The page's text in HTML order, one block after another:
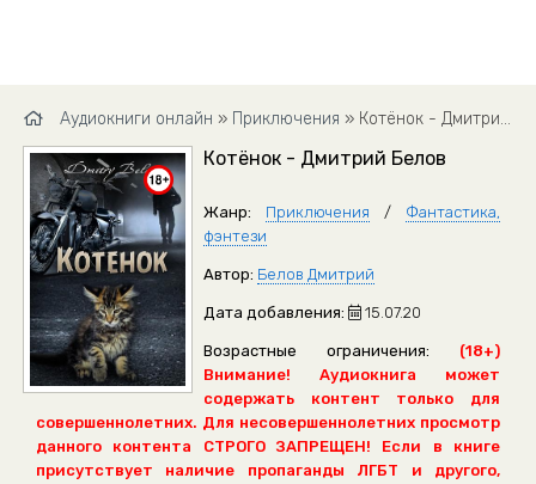
Аудиокниги онлайн » Приключения » Котёнок - Дмитрий Белов
Котёнок - Дмитрий Белов
Жанр: Приключения / Фантастика,
фэнтези
Автор: Белов Дмитрий
Дата добавления: 15.07.20
Возрастные ограничения:
(18+)
Внимание! Аудиокнига может
содержать контент только для
совершеннолетних. Для несовершеннолетних просмотр
данного контента СТРОГО ЗАПРЕЩЕН! Если в книге
присутствует наличие пропаганды ЛГБТ и другого,